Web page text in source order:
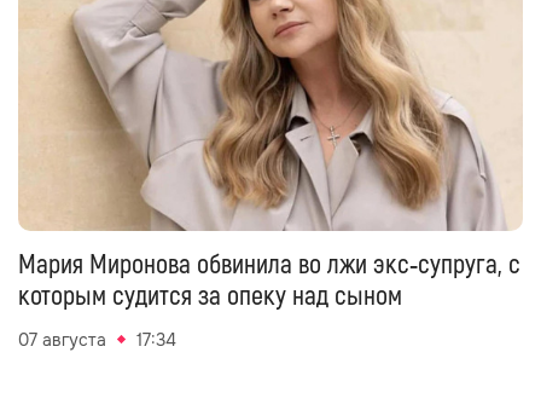
Мария Миронова обвинила во лжи экс‑супруга, с
которым судится за опеку над сыном
07 августа 17:34